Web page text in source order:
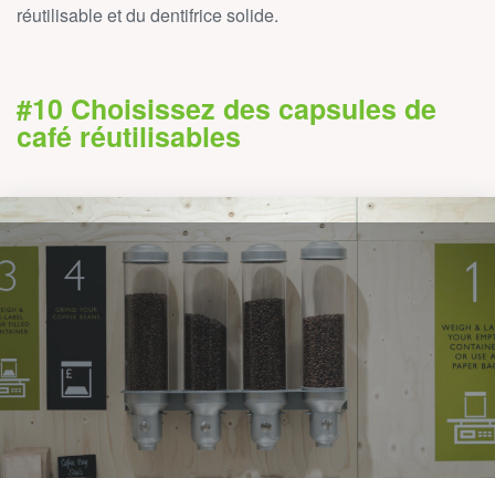
réutilisable et du dentifrice solide.
#10 Choisissez des capsules de
café réutilisables